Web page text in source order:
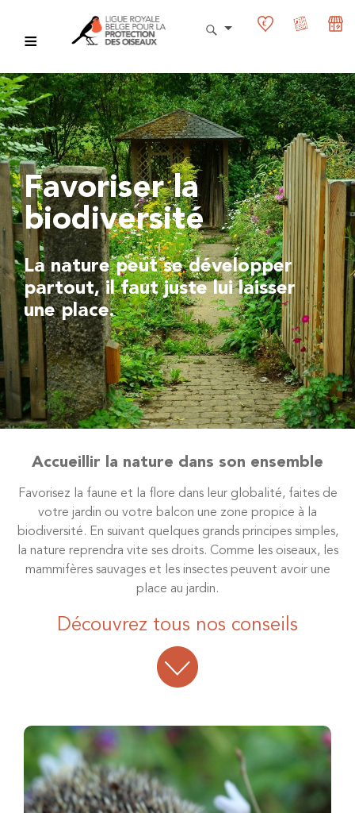
Favoriser la
biodiversité
La nature peut se développer
partout, il faut juste lui laisser
une place.
Accueillir la nature dans son ensemble
Favorisez la faune et la flore dans leur globalité, faites de
votre jardin ou votre balcon une zone propice à la
biodiversité. En suivant quelques grands principes simples,
la nature reprendra vite ses droits. Comme les oiseaux, les
mammifères sauvages et les insectes peuvent avoir une
place au jardin.
Découvrez tous nos conseils